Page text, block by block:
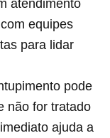
atendimento
equipes
para lidar
pode
não for tratado
ajuda a